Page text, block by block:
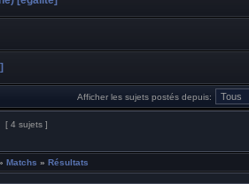
Afficher les sujets postés depuis:
[ 4 sujets ]
Matchs » Résultats